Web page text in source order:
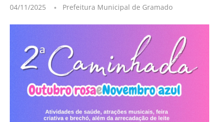
04/11/2025 Prefeitura Municipal de Gramado